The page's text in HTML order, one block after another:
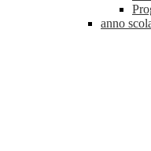
anno